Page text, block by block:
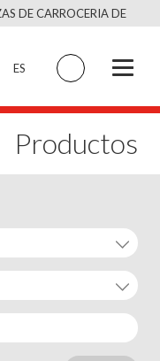
DE CARROCERIA DE
ORIGINAL
ES
Productos